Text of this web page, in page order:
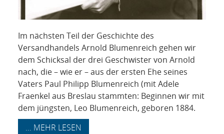
Im nächsten Teil der Geschichte des
Versandhandels Arnold Blumenreich gehen wir
dem Schicksal der drei Geschwister von Arnold
nach, die – wie er – aus der ersten Ehe seines
Vaters Paul Philipp Blumenreich (mit Adele
Fraenkel aus Breslau stammten: Beginnen wir mit
dem jüngsten, Leo Blumenreich, geboren 1884.
... MEHR LESEN